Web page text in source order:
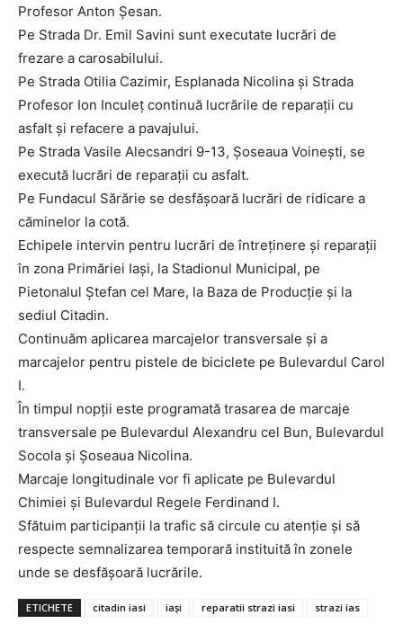
INFO IAȘI
Profesor Anton Șesan.
Pe Strada Dr. Emil Savini sunt executate lucrări de
frezare a carosabilului.
Pe Strada Otilia Cazimir, Esplanada Nicolina și Strada
Profesor Ion Inculeț continuă lucrările de reparații cu
asfalt și refacere a pavajului.
Pe Strada Vasile Alecsandri 9-13, Șoseaua Voinești, se
execută lucrări de reparații cu asfalt.
Pe Fundacul Sărărie se desfășoară lucrări de ridicare a
căminelor la cotă.
Echipele intervin pentru lucrări de întreținere și reparații
în zona Primăriei Iași, la Stadionul Municipal, pe
Pietonalul Ștefan cel Mare, la Baza de Producție și la
sediul Citadin.
Continuăm aplicarea marcajelor transversale și a
marcajelor pentru pistele de biciclete pe Bulevardul Carol
I.
În timpul nopții este programată trasarea de marcaje
transversale pe Bulevardul Alexandru cel Bun, Bulevardul
Socola și Șoseaua Nicolina.
Marcaje longitudinale vor fi aplicate pe Bulevardul
Chimiei și Bulevardul Regele Ferdinand I.
Sfătuim participanții la trafic să circule cu atenție și să
respecte semnalizarea temporară instituită în zonele
unde se desfășoară lucrările.
ETICHETE citadin iasi iași reparatii strazi iasi strazi ias